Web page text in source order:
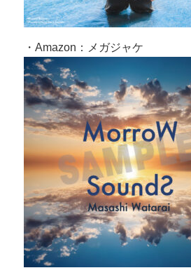
・Amazon：メガジャケ